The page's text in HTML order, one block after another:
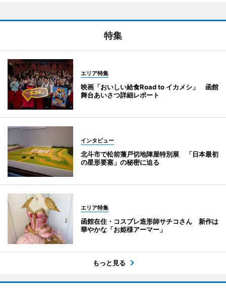
特集
エリア特集
映画「おいしい給食Road to イカメシ」 函館
舞台あいさつ詳細レポート
インタビュー
北斗市で松前藩戸切地陣屋特別展 「日本最初
の星形要塞」の秘密に迫る
エリア特集
函館在住・コスプレ造形師サチコさん 新作は
華やかな「お姫様アーマー」
もっと見る